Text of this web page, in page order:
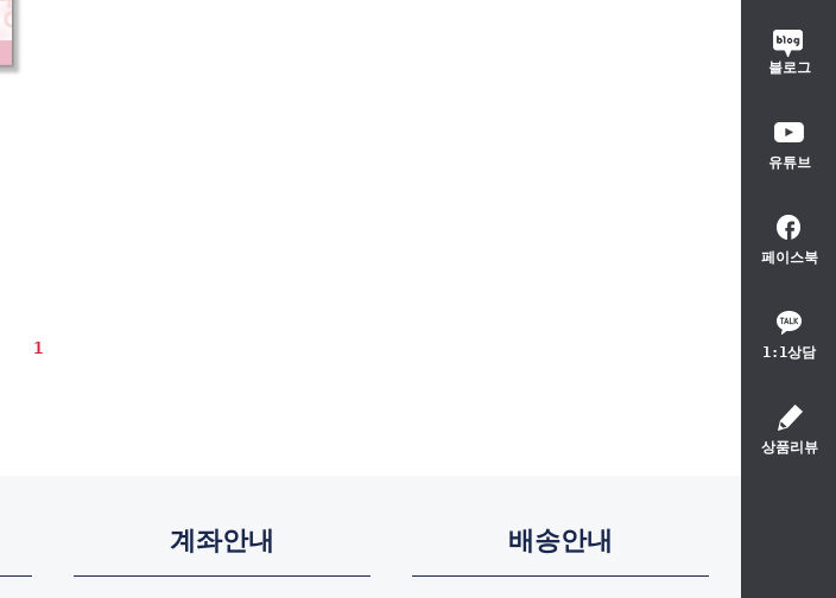
블로그
유튜브
페이스북
1:1상담
상품리뷰
1
계좌안내 배송안내